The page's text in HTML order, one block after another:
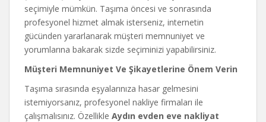
seçimiyle mümkün. Taşıma öncesi ve sonrasında
profesyonel hizmet almak isterseniz, internetin
gücünden yararlanarak müşteri memnuniyet ve
yorumlarına bakarak sizde seçiminizi yapabilirsiniz.
Müşteri Memnuniyet Ve Şikayetlerine Önem Verin
Taşıma sırasında eşyalarınıza hasar gelmesini
istemiyorsanız, profesyonel nakliye firmaları ile
çalışmalısınız. Özellikle Aydın evden eve nakliyat